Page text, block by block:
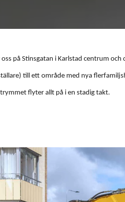
på Stinsgatan i Karlstad centrum
till ett område med nya
flyter allt på i en stadig takt.